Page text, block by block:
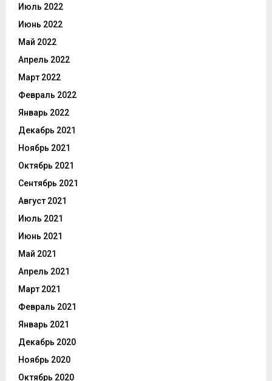
Июль 2022
Июнь 2022
Май 2022
Апрель 2022
Март 2022
Февраль 2022
Январь 2022
Декабрь 2021
Ноябрь 2021
Октябрь 2021
Сентябрь 2021
Август 2021
Июль 2021
Июнь 2021
Май 2021
Апрель 2021
Март 2021
Февраль 2021
Январь 2021
Декабрь 2020
Ноябрь 2020
Октябрь 2020